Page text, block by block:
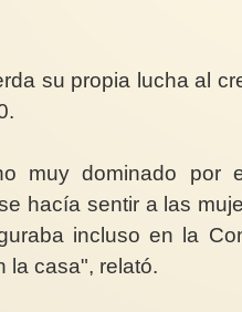
su propia lucha al
muy dominado por
hacía sentir a las
incluso en la
la casa", relató.